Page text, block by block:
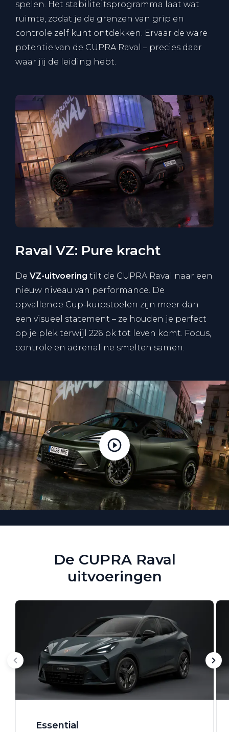
spelen. Het stabiliteitsprogramma laat wat
ruimte, zodat je de grenzen van grip en
controle zelf kunt ontdekken. Ervaar de ware
potentie van de CUPRA Raval – precies daar
waar jij de leiding hebt.
Raval VZ: Pure kracht
De VZ-uitvoering tilt de CUPRA Raval naar een
nieuw niveau van performance. De
opvallende Cup-kuipstoelen zijn meer dan
een visueel statement – ze houden je perfect
op je plek terwijl 226 pk tot leven komt. Focus,
controle en adrenaline smelten samen.
De CUPRA Raval
uitvoeringen
Essential